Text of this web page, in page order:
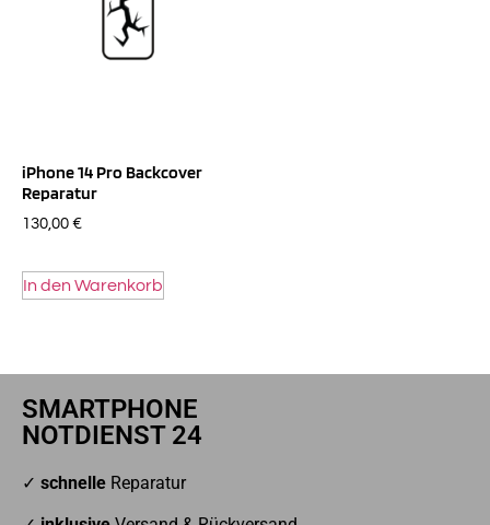
iPhone 14 Pro Backcover
Reparatur
130,00 €
In den Warenkorb
SMARTPHONE
NOTDIENST 24
✓ schnelle Reparatur